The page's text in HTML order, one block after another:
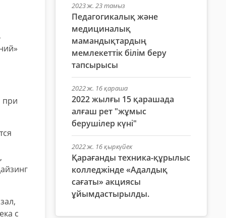
при
с
2023 ж. 23 тамыз
Педагогикалық және
медициналық
мамандықтардың
мемлекеттік білім беру
тапсырысы
2022 ж. 16 қараша
2022 жылғы 15 қарашада
алғаш рет "жұмыс
берушілер күні"
2022 ж. 16 қыркүйек
Қарағанды техника-құрылыс
колледжінде «Адалдық
сағаты» акциясы
ұйымдастырылды.